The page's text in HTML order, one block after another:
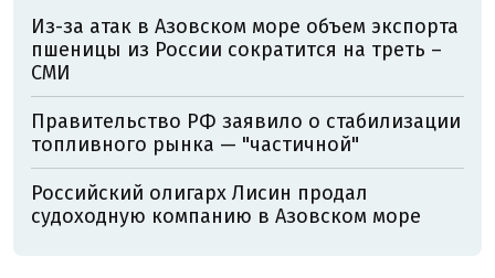
Из-за атак в Азовском море объем экспорта
пшеницы из России сократится на треть –
СМИ
Правительство РФ заявило о стабилизации
топливного рынка — "частичной"
Российский олигарх Лисин продал
судоходную компанию в Азовском море